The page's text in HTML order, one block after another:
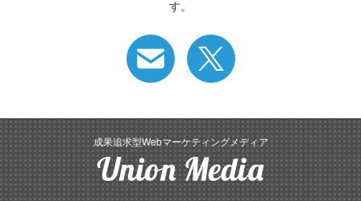
す。
成果追求型Webマーケティングメディア